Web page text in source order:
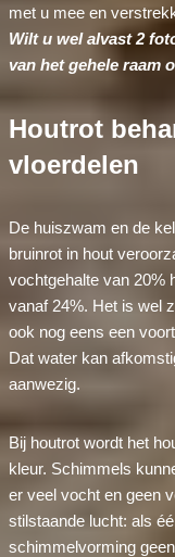
met u mee en
Wilt u wel alvast 2
van het gehele raam
Houtrot
vloerdelen
De huiszwam en de
bruinrot in hout
vochtgehalte van 20%
vanaf 24%. Het is wel
ook nog eens een
Dat water kan
aanwezig.
Bij houtrot wordt het
kleur. Schimmels
er veel vocht en geen
stilstaande lucht: als
schimmelvorming